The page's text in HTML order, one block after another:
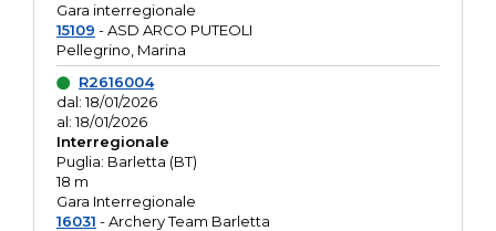
Gara interregionale
15109 - ASD ARCO PUTEOLI
Pellegrino, Marina
R2616004
dal: 18/01/2026
al: 18/01/2026
Interregionale
Puglia: Barletta (BT)
18 m
Gara Interregionale
16031 - Archery Team Barletta